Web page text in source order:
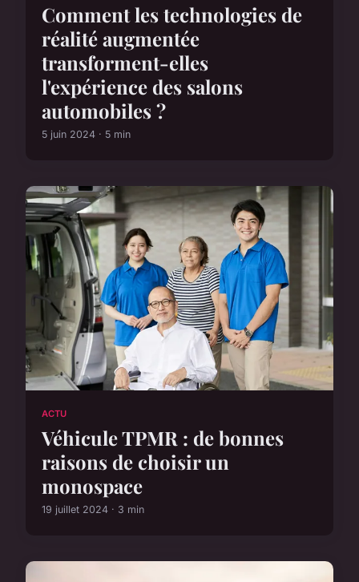
Comment les technologies de
réalité augmentée
transforment-elles
l'expérience des salons
automobiles ?
5 juin 2024 · 5 min
ACTU
Véhicule TPMR : de bonnes
raisons de choisir un
monospace
19 juillet 2024 · 3 min